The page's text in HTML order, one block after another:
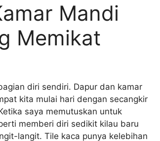
Mandi
Memikat
diri sendiri. Dapur dan kamar
kita mulai hari dengan secangkir
saya memutuskan untuk
memberi diri sedikit kilau baru
langit. Tile kaca punya kelebihan